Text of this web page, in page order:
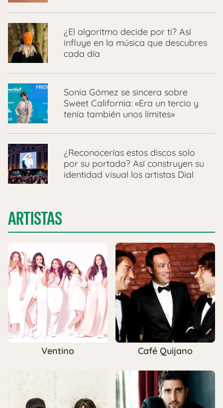
¿El algoritmo decide por ti? Así
influye en la música que descubres
cada día
Sonia Gómez se sincera sobre
Sweet California: «Era un tercio y
tenía también unos límites»
¿Reconocerías estos discos solo
por su portada? Así construyen su
identidad visual los artistas Dial
ARTISTAS
Ventino Café Quijano